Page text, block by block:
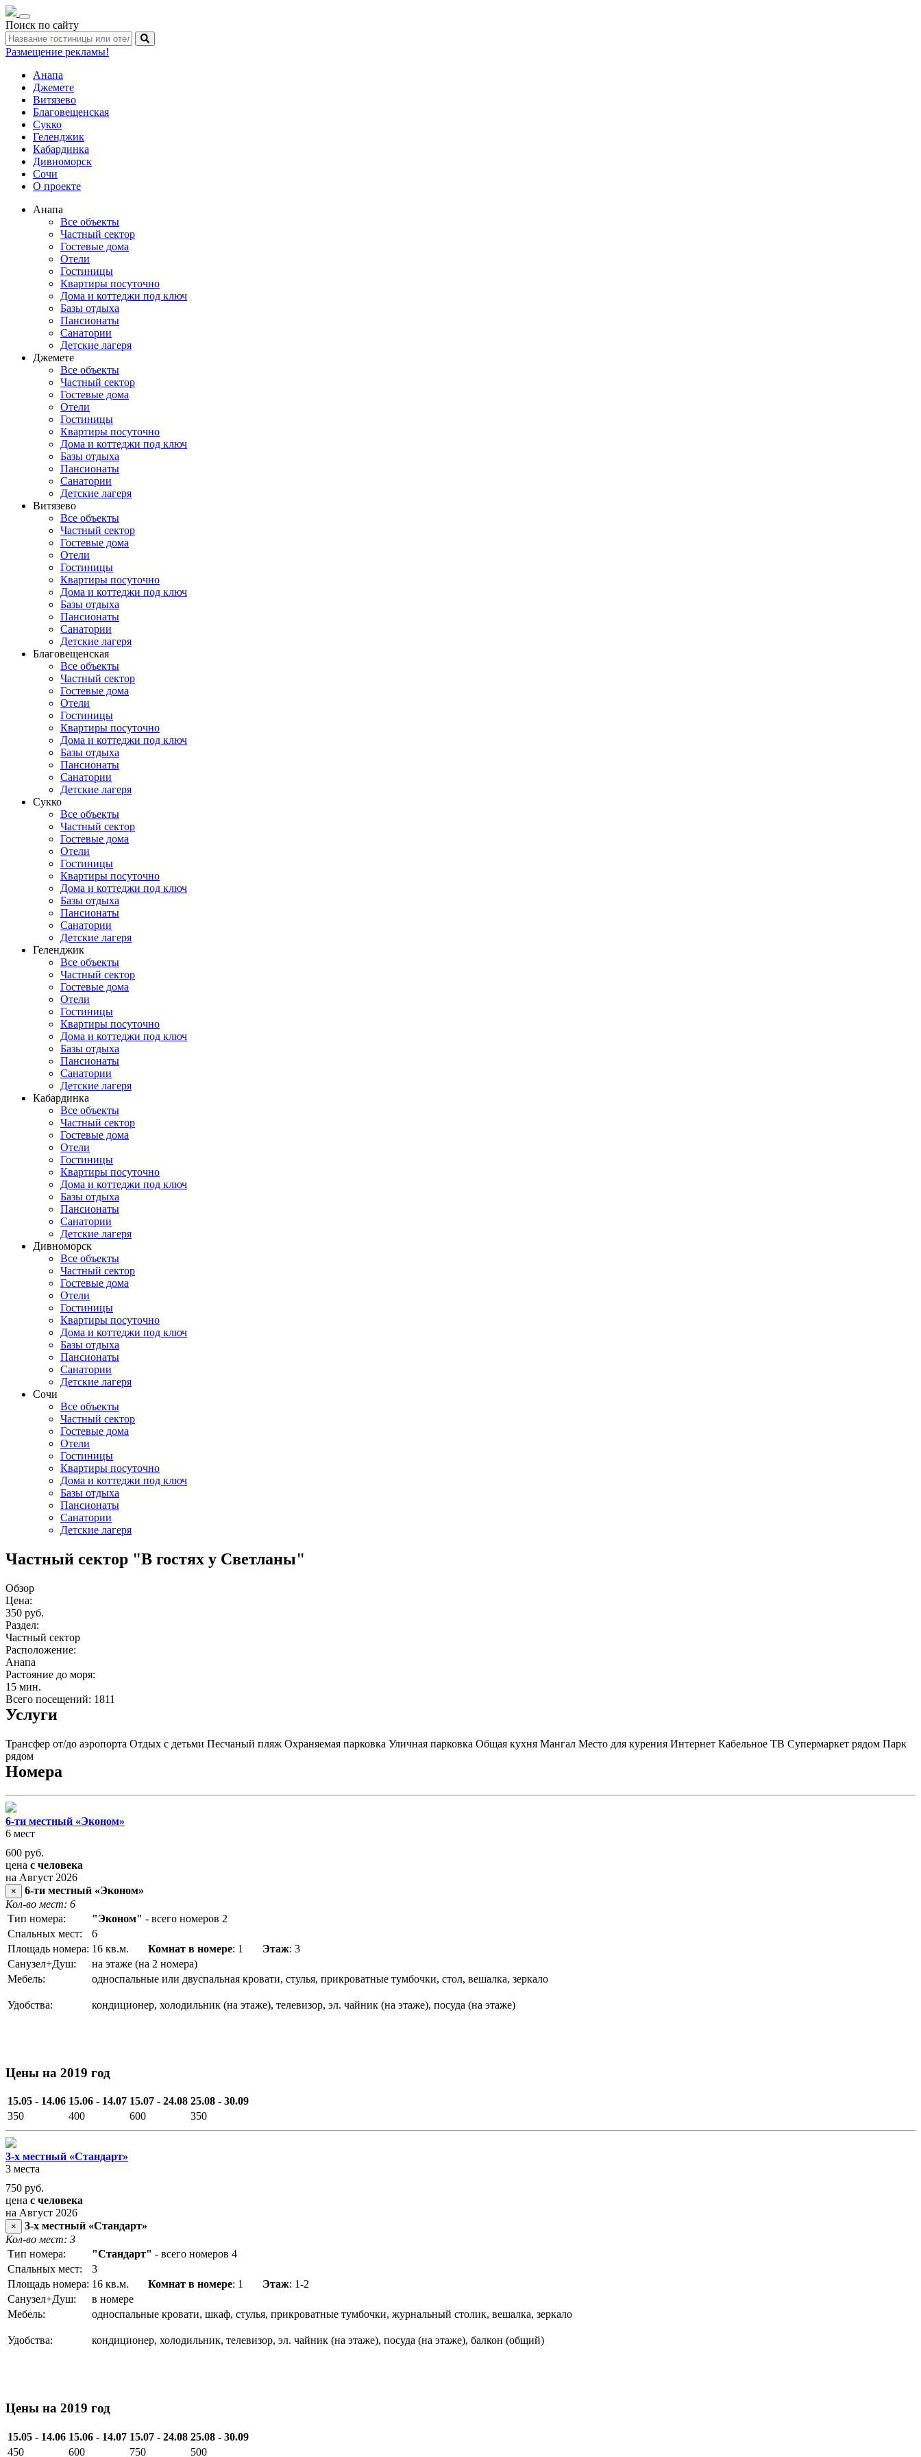
Toggle
navigation
Поиск по сайту
Размещение рекламы!
Анапа
Джемете
Витязево
Благовещенская
Сукко
Геленджик
Кабардинка
Дивноморск
Сочи
О проекте
Анапа
Все объекты
Частный сектор
Гостевые дома
Отели
Гостиницы
Квартиры посуточно
Дома и коттеджи под ключ
Базы отдыха
Пансионаты
Санатории
Детские лагеря
Джемете
Все объекты
Частный сектор
Гостевые дома
Отели
Гостиницы
Квартиры посуточно
Дома и коттеджи под ключ
Базы отдыха
Пансионаты
Санатории
Детские лагеря
Витязево
Все объекты
Частный сектор
Гостевые дома
Отели
Гостиницы
Квартиры посуточно
Дома и коттеджи под ключ
Базы отдыха
Пансионаты
Санатории
Детские лагеря
Благовещенская
Все объекты
Частный сектор
Гостевые дома
Отели
Гостиницы
Квартиры посуточно
Дома и коттеджи под ключ
Базы отдыха
Пансионаты
Санатории
Детские лагеря
Сукко
Все объекты
Частный сектор
Гостевые дома
Отели
Гостиницы
Квартиры посуточно
Дома и коттеджи под ключ
Базы отдыха
Пансионаты
Санатории
Детские лагеря
Геленджик
Все объекты
Частный сектор
Гостевые дома
Отели
Гостиницы
Квартиры посуточно
Дома и коттеджи под ключ
Базы отдыха
Пансионаты
Санатории
Детские лагеря
Кабардинка
Все объекты
Частный сектор
Гостевые дома
Отели
Гостиницы
Квартиры посуточно
Дома и коттеджи под ключ
Базы отдыха
Пансионаты
Санатории
Детские лагеря
Дивноморск
Все объекты
Частный сектор
Гостевые дома
Отели
Гостиницы
Квартиры посуточно
Дома и коттеджи под ключ
Базы отдыха
Пансионаты
Санатории
Детские лагеря
Сочи
Все объекты
Частный сектор
Гостевые дома
Отели
Гостиницы
Квартиры посуточно
Дома и коттеджи под ключ
Базы отдыха
Пансионаты
Санатории
Детские лагеря
Частный сектор "В гостях у Светланы"
Обзор
Цена:
350 руб.
Раздел:
Частный сектор
Расположение:
Анапа
Растояние до моря:
15 мин.
Всего посещений: 1811
Услуги
Трансфер от/до аэропорта Отдых с детьми Песчаный пляж Охраняемая парковка Уличная парковка Общая кухня Мангал Место для курения Интернет Кабельное ТВ Супермаркет рядом Парк
рядом
Номера
6-ти местный «Эконом»
6 мест
600 руб.
цена с человека
на Август 2026
×
6-ти местный «Эконом»
Кол-во мест: 6
Тип номера:
"Эконом" - всего номеров 2
Спальных мест:
6
Площадь номера: 16 кв.м. Комнат в номере: 1 Этаж: 3
Санузел+Душ:
на этаже (на 2 номера)
Мебель:
односпальные или двуспальная кровати, стулья, прикроватные тумбочки, стол, вешалка, зеркало
Удобства: кондиционер, холодильник (на этаже), телевизор, эл. чайник (на этаже), посуда (на этаже)
Цены на 2019 год
15.05 - 14.06 15.06 - 14.07 15.07 - 24.08 25.08 - 30.09
350
400 600 350
3-х местный «Стандарт»
3 места
750 руб.
цена с человека
на Август 2026
×
3-х местный «Стандарт»
Кол-во мест: 3
Тип номера:
"Стандарт" - всего номеров 4
Спальных мест:
3
Площадь номера: 16 кв.м. Комнат в номере: 1 Этаж: 1-2
Санузел+Душ:
в номере
Мебель:
односпальные кровати, шкаф, стулья, прикроватные тумбочки, журнальный столик, вешалка, зеркало
Удобства: кондиционер, холодильник, телевизор, эл. чайник (на этаже), посуда (на этаже), балкон (общий)
Цены на 2019 год
15.05 - 14.06 15.06 - 14.07 15.07 - 24.08 25.08 - 30.09
450
600 750 500